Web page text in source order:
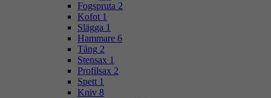
Fogspruta 2
Kofot 1
Slägga 1
Hammare 6
Tång 2
Stensax 1
Profilsax 2
Spett 1
Kniv 8